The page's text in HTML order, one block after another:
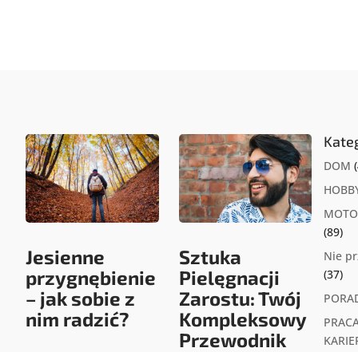
Jesienne
przygnębienie
– jak sobie z
nim radzić?
Sztuka
Pielęgnacji
Zarostu: Twój
Kompleksowy
Przewodnik
DOM
(89)
Nie
(37)